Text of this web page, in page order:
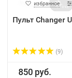
избранное
Пульт Changer
(9)
850 руб.